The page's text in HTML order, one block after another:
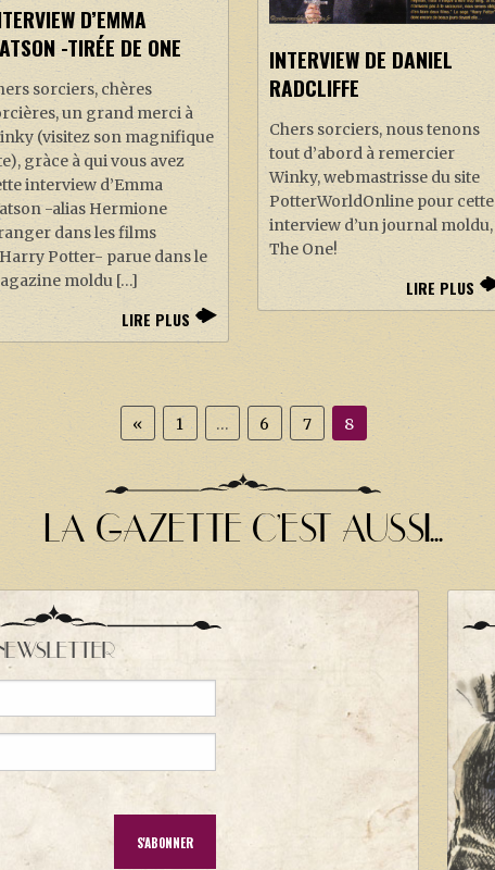
D’EMMA
-TIRÉE DE ONE
sorciers, chères
un grand merci à
(visitez son magnifique
gràce à qui vous avez
interview d’Emma
-alias Hermione
dans les films
Potter- parue dans le
moldu […]
LIRE PLUS
INTERVIEW DE DANIEL
RADCLIFFE
Chers sorciers, nous tenons
tout d’abord à remercier
Winky, webmastrisse du site
PotterWorldOnline pour cette
interview d’un journal moldu,
The One!
LIRE PLUS
« 1 … 6 7 8
LA GAZETTE C'EST AUSSI...